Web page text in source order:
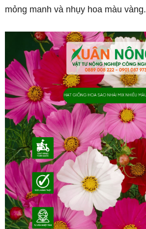
mỏng manh và nhụy hoa màu vàng.